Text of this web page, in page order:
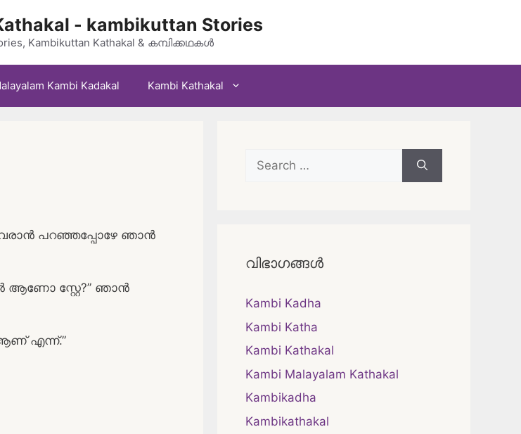
- kambikuttan Stories
Kambikuttan Kathakal & കമ്പിക്കഥകൾ
Kambi Kadakal Kambi Kathakal
വരാൻ പറഞ്ഞപ്പോഴേ ഞാൻ
ആണോ സ്റ്റേ?” ഞാൻ
എന്ന്.”
Search
for:
വിഭാഗങ്ങൾ
Kambi Kadha
Kambi Katha
Kambi Kathakal
Kambi Malayalam Kathakal
Kambikadha
Kambikathakal